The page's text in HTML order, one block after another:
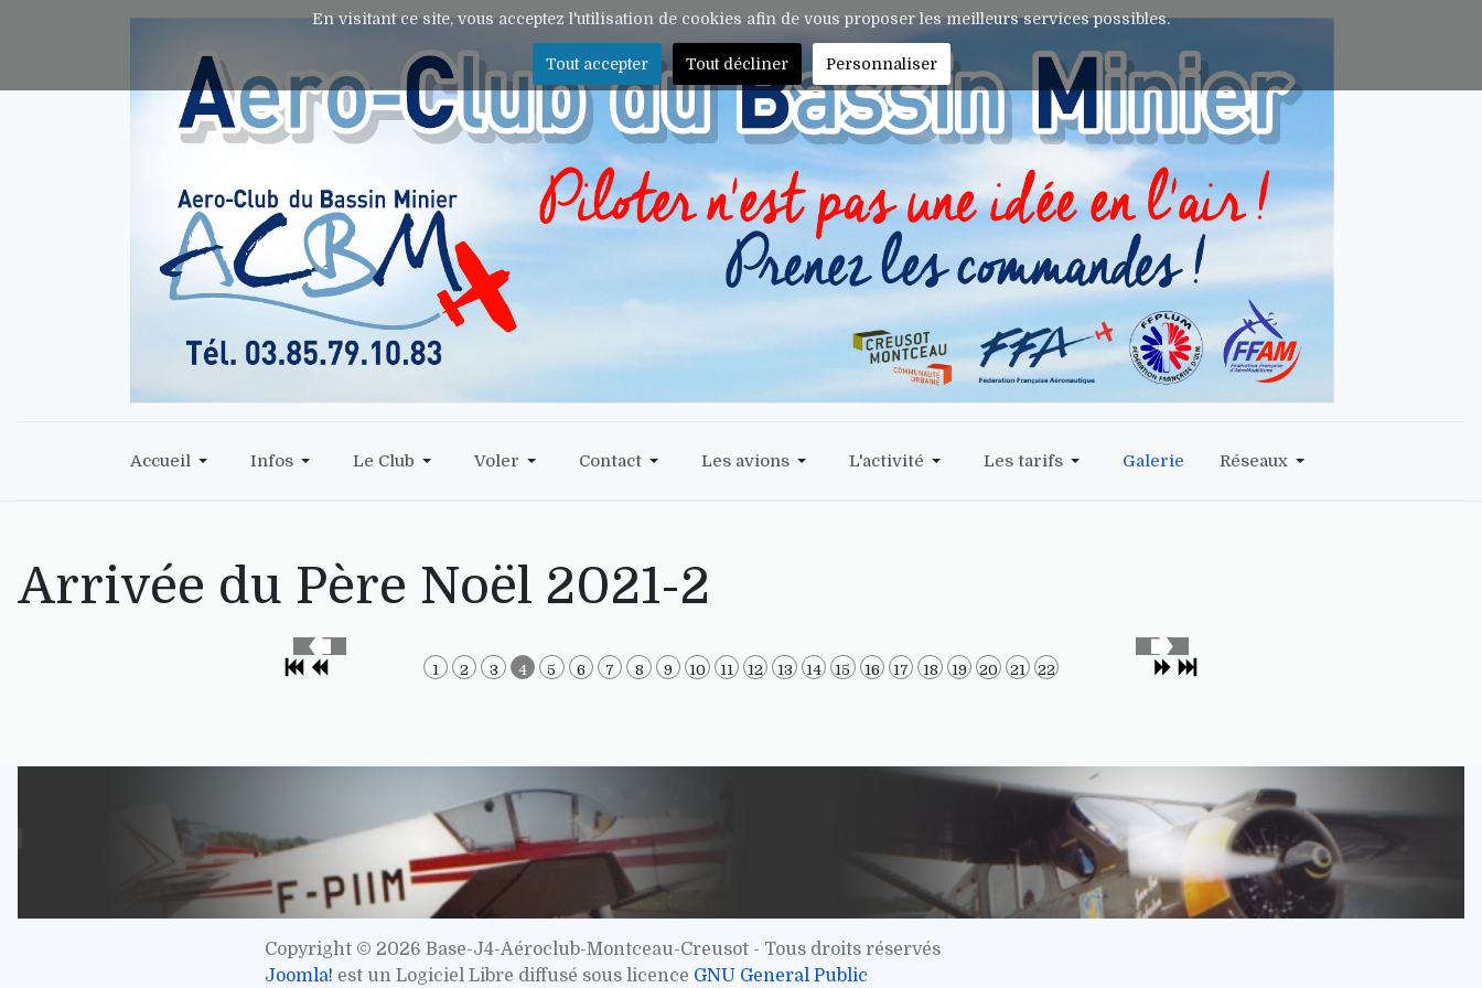
Accueil Infos Le Club Voler Contact Les avions L'activité Les tarifs Galerie Réseaux
Arrivée du Père Noël 2021-2
1 2 3 4 5 6 7 8 9 10 11 12 13 14 15 16 17 18 19 20 21 22
Copyright © 2026 Base-J4-Aéroclub-Montceau-Creusot - Tous droits réservés
Joomla! est un Logiciel Libre diffusé sous licence GNU General Public
En visitant ce site, vous acceptez l'utilisation de cookies afin de vous proposer les meilleurs services possibles.
Tout accepter Tout décliner Personnaliser